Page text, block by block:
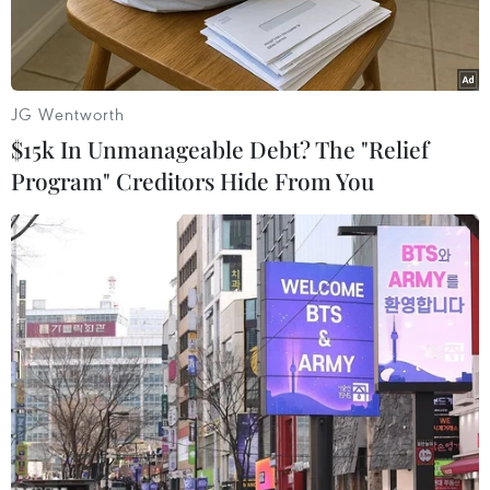
địa phương.
Bí thư Trung ương Đảng, Phó Thủ tướng Chính phủ Lê Minh Khái
phát biểu tại buổi làm việc. (Ảnh: Thanh Tân/TTXVN)
Ngày 12/5, Bí thư Trung ương Đảng, Phó Thủ
tướng Chính phủ Lê Minh Khái dẫn đầu Đoàn
công tác của Chính phủ đã làm việc với lãnh đạo
JG Wentworth
$15k In Unmanageable Debt? The "Relief
Program" Creditors Hide From You